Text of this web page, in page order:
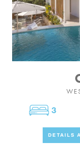
Schlafzimmer
3
DETAILS